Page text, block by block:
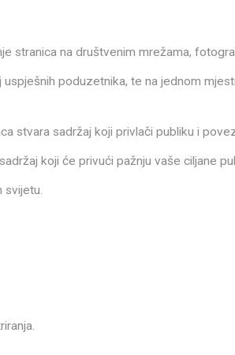
stranica na društvenim mrežama,
poduzetnika, te na jednom
stvara sadržaj koji privlači publiku i
koji će privući pažnju vaše ciljane
svijetu.